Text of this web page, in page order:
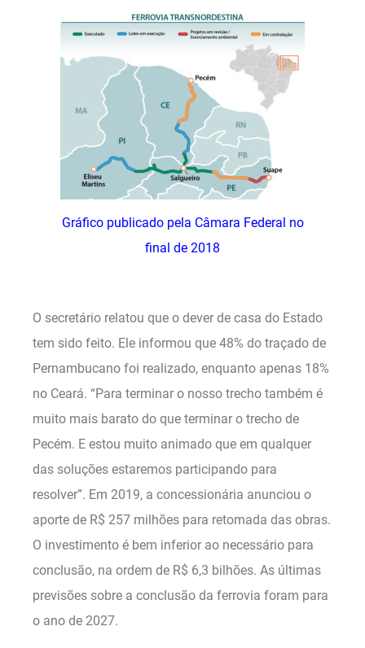
Gráfico publicado pela Câmara Federal no
final de 2018
O secretário relatou que o dever de casa do Estado
tem sido feito. Ele informou que 48% do traçado de
Pernambucano foi realizado, enquanto apenas 18%
no Ceará. “Para terminar o nosso trecho também é
muito mais barato do que terminar o trecho de
Pecém. E estou muito animado que em qualquer
das soluções estaremos participando para
resolver”. Em 2019, a concessionária anunciou o
aporte de R$ 257 milhões para retomada das obras.
O investimento é bem inferior ao necessário para
conclusão, na ordem de R$ 6,3 bilhões. As últimas
previsões sobre a conclusão da ferrovia foram para
o ano de 2027.